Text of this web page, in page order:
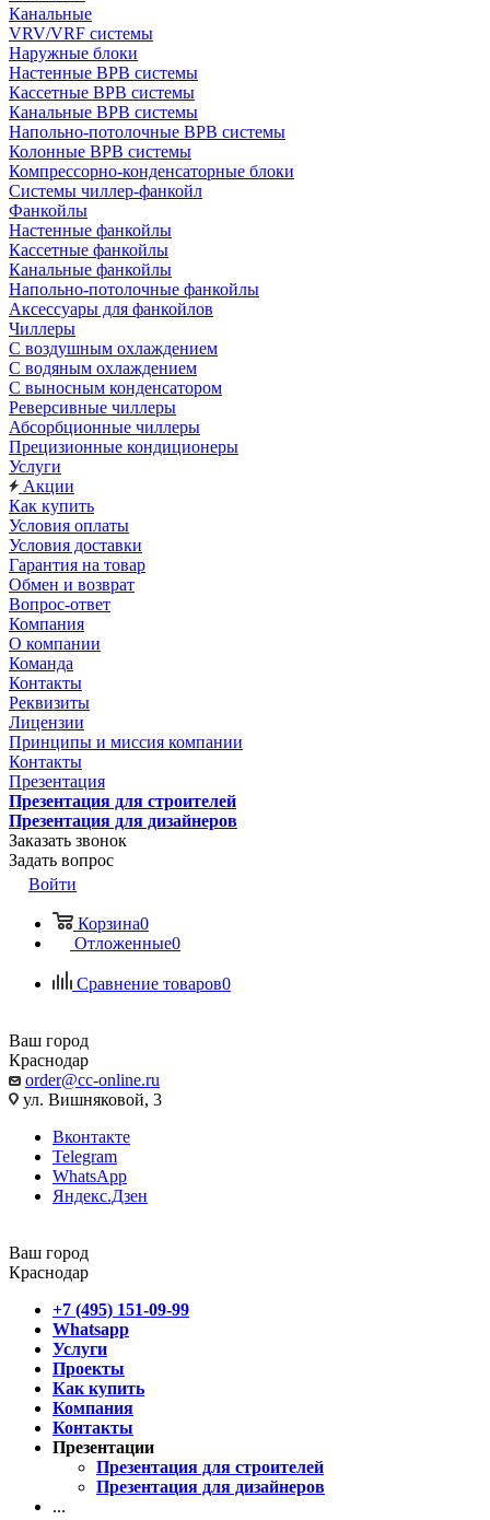
Канальные
VRV/VRF системы
Наружные блоки
Настенные ВРВ системы
Кассетные ВРВ системы
Канальные ВРВ системы
Напольно-потолочные ВРВ системы
Колонные ВРВ системы
Компрессорно-конденсаторные блоки
Системы чиллер-фанкойл
Фанкойлы
Настенные фанкойлы
Кассетные фанкойлы
Канальные фанкойлы
Напольно-потолочные фанкойлы
Аксессуары для фанкойлов
Чиллеры
С воздушным охлаждением
С водяным охлаждением
С выносным конденсатором
Реверсивные чиллеры
Абсорбционные чиллеры
Прецизионные кондиционеры
Услуги
Акции
Как купить
Условия оплаты
Условия доставки
Гарантия на товар
Обмен и возврат
Вопрос-ответ
Компания
О компании
Команда
Контакты
Реквизиты
Лицензии
Принципы и миссия компании
Контакты
Презентация
Презентация для строителей
Презентация для дизайнеров
Заказать звонок
Задать вопрос
Войти
Корзина0
Отложенные0
Сравнение товаров0
Ваш город
Краснодар
order@cc-online.ru
ул. Вишняковой, 3
Вконтакте
Telegram
WhatsApp
Яндекс.Дзен
Ваш город
Краснодар
+7 (495) 151-09-99
Whatsapp
Услуги
Проекты
Как купить
Компания
Контакты
Презентации
Презентация для строителей
Презентация для дизайнеров
...